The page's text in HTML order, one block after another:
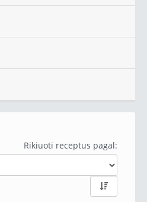
Rikiuoti receptus pagal: